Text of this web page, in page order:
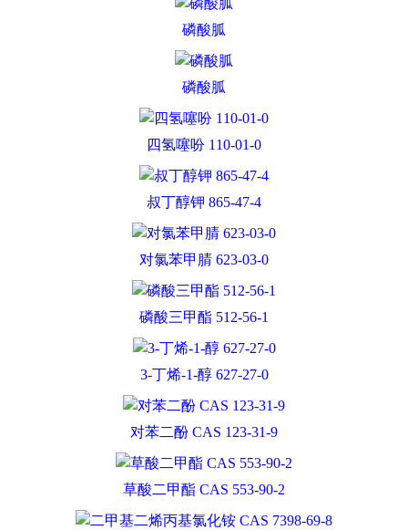
磷酸胍
磷酸胍
四氢噻吩 110-01-0
叔丁醇钾 865-47-4
对氯苯甲腈 623-03-0
磷酸三甲酯 512-56-1
3-丁烯-1-醇 627-27-0
对苯二酚 CAS 123-31-9
草酸二甲酯 CAS 553-90-2